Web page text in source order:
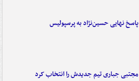
پاسخ نهایی حسین‌نژاد به پرسپولیس
مجتبی جباری تیم جدیدش را انتخاب کرد